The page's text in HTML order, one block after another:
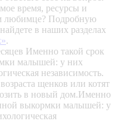
время, ресурсы и
любимце? Подробную
в наших разделах
.
Именно такой срок
малышей: у них
независимость.
щенков или котят
в новый дом.Именно
выкормки малышей: у